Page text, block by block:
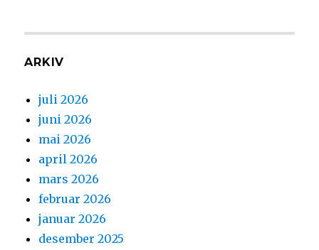
ARKIV
juli 2026
juni 2026
mai 2026
april 2026
mars 2026
februar 2026
januar 2026
desember 2025